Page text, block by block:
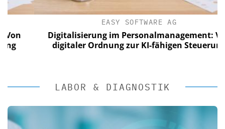
EASY SOFTWARE AG
Digitalisierung im Personalmanagement: Von
digitaler Ordnung zur KI-fähigen Steuerung
LABOR & DIAGNOSTIK